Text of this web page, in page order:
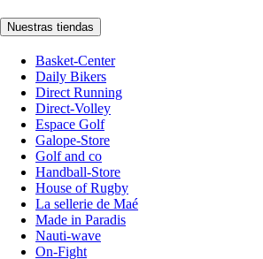
Nuestras tiendas
Basket-Center
Daily Bikers
Direct Running
Direct-Volley
Espace Golf
Galope-Store
Golf and co
Handball-Store
House of Rugby
La sellerie de Maé
Made in Paradis
Nauti-wave
On-Fight